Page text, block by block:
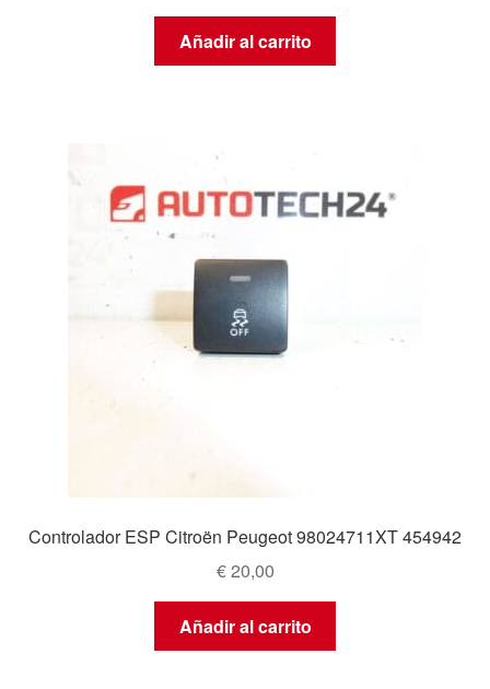
Añadir al carrito
Controlador ESP Citroën Peugeot 98024711XT 454942
€20,00
Añadir al carrito